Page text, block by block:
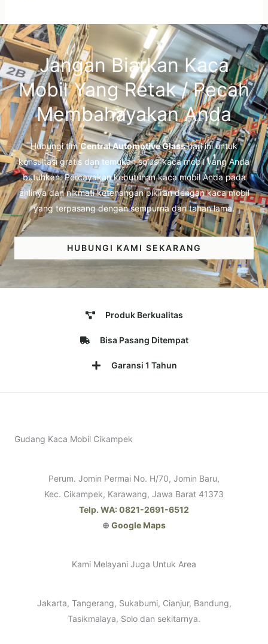
Jangan Biarkan Kaca
Mobil Yang Retak / Pecah
Membahayakan Anda
Hubungi timCentral Automotive Glasshari ini untuk
konsultasi gratis dan temukan solusi kaca mobil yang Anda
butuhkan. Percayakan kebutuhan kaca mobil Anda pada
ahlinya dan nikmati ketenangan pikiran dengan kaca mobil
yang terpasang dengan sempurna dan tahan lama.
HUBUNGI KAMI SEKARANG
Produk Berkualitas
Bisa Pasang Ditempat
Garansi 1 Tahun
Gudang Kaca Mobil Cikampek
Perum. Jomin Permai No. H/70, Jomin Baru,
Kec. Cikampek, Karawang, Jawa Barat 41373
Telp. WA: 0821-2691-6512
⊕ Google Maps
Kami Melayani Juga Untuk Area
Jakarta, Tangerang, Sukabumi, Cianjur, Bandung,
Tasikmalaya, Solo dan sekitarnya.